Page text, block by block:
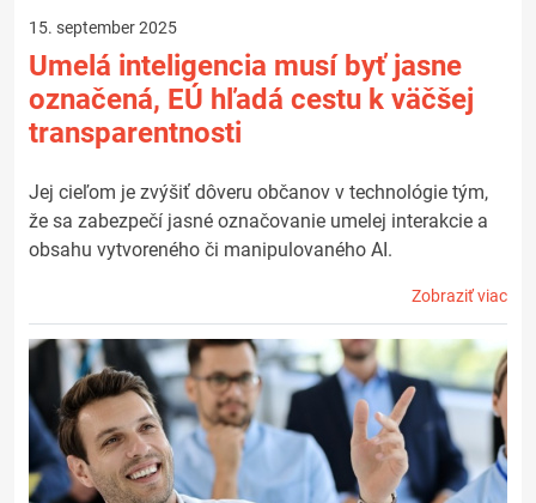
15. september 2025
Umelá inteligencia musí byť jasne
označená, EÚ hľadá cestu k väčšej
transparentnosti
Jej cieľom je zvýšiť dôveru občanov v technológie tým,
že sa zabezpečí jasné označovanie umelej interakcie a
obsahu vytvoreného či manipulovaného AI.
Zobraziť viac